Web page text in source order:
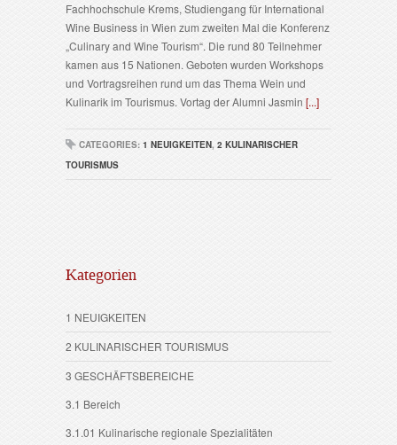
Fachhochschule Krems, Studiengang für International
Wine Business in Wien zum zweiten Mal die Konferenz
„Culinary and Wine Tourism“. Die rund 80 Teilnehmer
kamen aus 15 Nationen. Geboten wurden Workshops
und Vortragsreihen rund um das Thema Wein und
Kulinarik im Tourismus. Vortag der Alumni Jasmin [...]
CATEGORIES: 1 NEUIGKEITEN, 2 KULINARISCHER
TOURISMUS
Kategorien
1 NEUIGKEITEN
2 KULINARISCHER TOURISMUS
3 GESCHÄFTSBEREICHE
3.1 Bereich
3.1.01 Kulinarische regionale Spezialitäten